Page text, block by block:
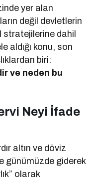
yer alan
değil devletlerin
stratejilerine dahil
aldığı konu, son
biri:
ve neden bu
Neyi İfade
altın ve döviz
günümüzde giderek
olarak